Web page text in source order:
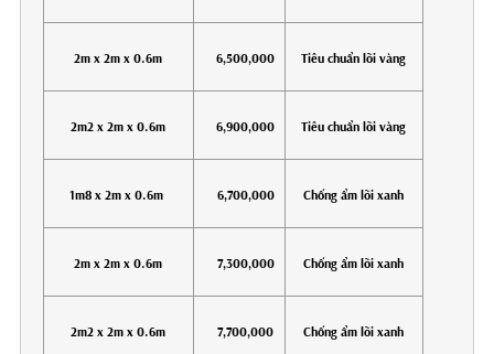
2m x 2m x 0.6m 6,500,000 Tiêu chuẩn lõi vàng
2m2 x 2m x 0.6m 6,900,000 Tiêu chuẩn lõi vàng
1m8 x 2m x 0.6m 6,700,000 Chống ẩm lõi xanh
2m x 2m x 0.6m 7,300,000 Chống ẩm lõi xanh
2m2 x 2m x 0.6m 7,700,000 Chống ẩm lõi xanh